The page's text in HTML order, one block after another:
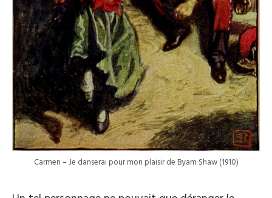
Carmen – Je danserai pour mon plaisir de Byam Shaw (1910)